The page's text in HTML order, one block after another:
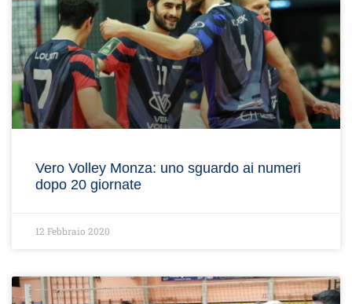
Vero Volley Monza: uno sguardo ai numeri
dopo 20 giornate
12 Febbraio 2020